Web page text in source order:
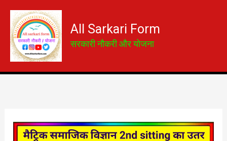
content
All Sarkari Form
सरकारी नौकरी और योजना